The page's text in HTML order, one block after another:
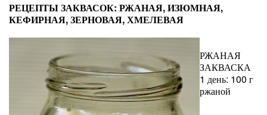
РЕЦЕПТЫ ЗАКВАСОК: РЖАНАЯ, ИЗЮМНАЯ,
КЕФИРНАЯ, ЗЕРНОВАЯ, ХМЕЛЕВАЯ
РЖАНАЯ
ЗАКВАСКА
1 день: 100 г
ржаной